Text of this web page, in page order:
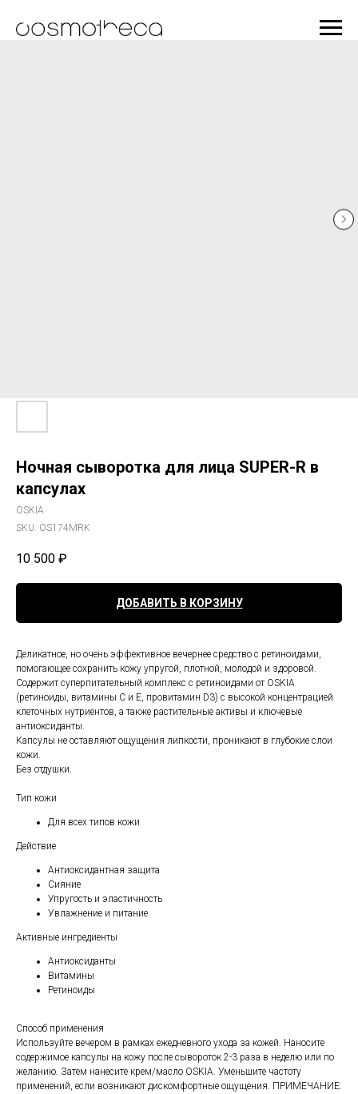
Ночная сыворотка для лица SUPER-R в
капсулах
OSKIA
SKU: OS174MRK
10 500 ₽
ДОБАВИТЬ В КОРЗИНУ
Деликатное, но очень эффективное вечернее средство с ретиноидами,
помогающее сохранить кожу упругой, плотной, молодой и здоровой.
Содержит суперпитательный комплекс с ретиноидами от OSKIA
(ретиноиды, витамины C и E, провитамин D3) с высокой концентрацией
клеточных нутриентов, а также растительные активы и ключевые
антиоксиданты.
Капсулы не оставляют ощущения липкости, проникают в глубокие слои
кожи.
Без отдушки.
Тип кожи
Для всех типов кожи
Действие
Антиоксидантная защита
Сияние
Упругость и эластичность
Увлажнение и питание
Активные ингредиенты
Антиоксиданты
Витамины
Ретиноиды
Способ применения
Используйте вечером в рамках ежедневного ухода за кожей. Наносите
содержимое капсулы на кожу после сывороток 2-3 раза в неделю или по
желанию. Затем нанесите крем/масло OSKIA. Уменьшите частоту
применений, если возникают дискомфортные ощущения. ПРИМЕЧАНИЕ: